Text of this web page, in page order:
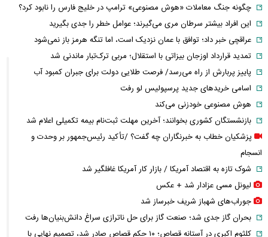
چگونه جنگ معاملات «هوش مصنوعی» ترامپ در خلیج فارس را نابود کرد؟
این افراد بیشتر سرطان مری می‌گیرند؛ عوامل خطر را جدی بگیرید
عراقچی خبر داد؛ توافق با عمان نزدیک است، اما تنگه هرمز باز نمی‌شود
تمدید قرارداد اوزجان بیزاتی با استقلال؛ مربی ترک‌تبار ماندنی شد
پاییز پربارش از راه می‌رسد/ فرصت طلایی دولت برای جبران کمبود آب
اسامی خریدهای جدید پرسپولیس لو رفت
هوش مصنوعی خودزنی می‌کند
بازنشستگان کشوری بخوانند؛ آخرین مهلت ثبت‌نام بیمه تکمیلی اعلام شد
پزشکیان خطاب به خبرنگاران چه گفت؟ /تأکید رئیس‌جمهور بر وحدت و
انسجام
شوک تازه به اقتصاد آمریکا / بازار کار آمریکا غافلگیر شد
لیونل مسی عزادار شد + عکس
جوراب‌های شهباز شریف خبرساز شد
بحران گاز جدی شد؛ صنعت گاز برای حل ناترازی سراغ دانش‌بنیان‌ها رفت
کلثوم اکبری در آستانه قصاص؛ ۱۰ حکم قصاص صادر شد، تصمیم نهایی با